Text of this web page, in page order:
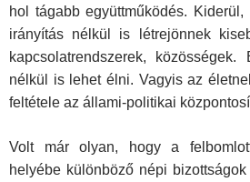
hol tágabb együttműködés.
irányítás nélkül is létrejönnek
kapcsolatrendszerek, közösségek.
nélkül is lehet élni. Vagyis az
feltétele az állami-politikai
Volt már olyan, hogy a
helyébe különbö­ző népi